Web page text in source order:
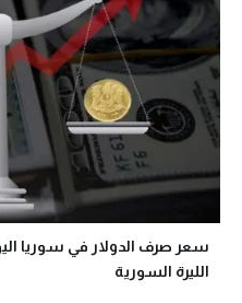
الليرة السورية